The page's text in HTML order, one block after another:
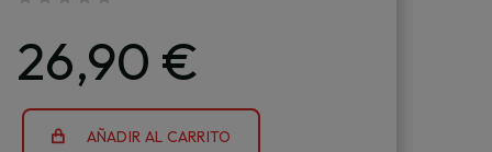
26,90 €
AÑADIR AL CARRITO